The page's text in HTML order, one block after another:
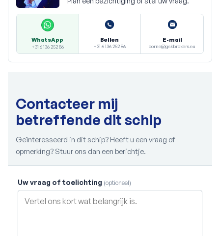
WhatsApp
+31 6 136 252 86
Bellen
+31 6 136 252 86
E-mail
corne@gskbrokers.eu
Contacteer mij
betreffende dit schip
Geïnteresseerd in dit schip? Heeft u een vraag of
opmerking? Stuur ons dan een berichtje.
Uw vraag of toelichting (optioneel)